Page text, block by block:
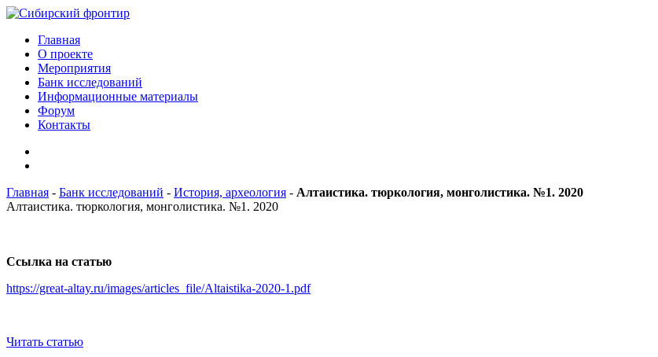
Главная
О проекте
Мероприятия
Банк исследований
Информационные материалы
Форум
Контакты
Главная - Банк исследований - История, археология - Алтаистика. тюркология, монголистика. №1. 2020
Алтаистика. тюркология, монголистика. №1. 2020
Ссылка на статью
https://great-altay.ru/images/articles_file/Altaistika-2020-1.pdf
Читать статью